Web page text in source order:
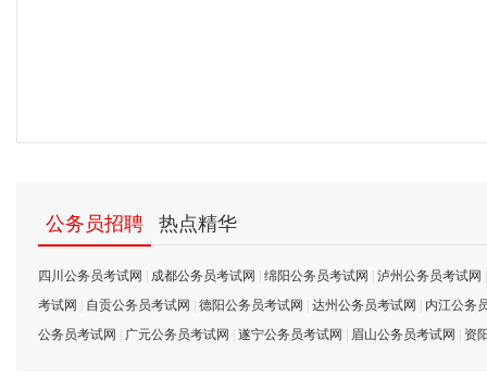
公务员招聘 热点精华
四川公务员考试网 成都公务员考试网 绵阳公务员考试网 泸州公务员考试网
考试网
自贡公务员考试网 德阳公务员考试网 达州公务员考试网
内江公务
公务员考试网
广元公务员考试网 遂宁公务员考试网 眉山公务员考试网 资